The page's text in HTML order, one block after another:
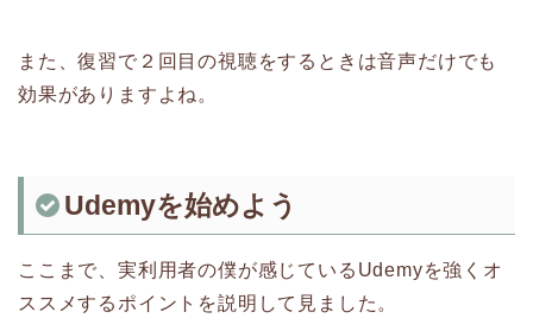
また、復習で２回目の視聴をするときは音声だけでも
効果がありますよね。
Udemyを始めよう
ここまで、実利用者の僕が感じているUdemyを強くオ
ススメするポイントを説明して見ました。